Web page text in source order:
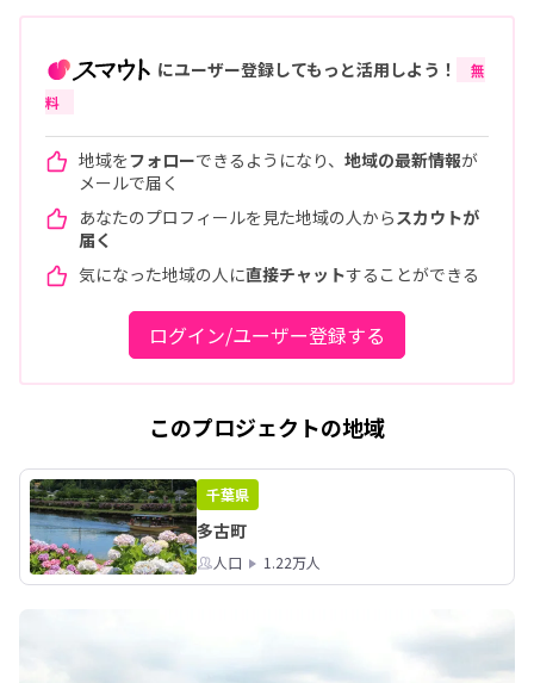
にユーザー登録してもっと活用しよう！
無
料
地域をフォローできるようになり、 地域の最新情報が
メールで届く
あなたのプロフィールを見た地域の人からスカウトが
届く
気になった地域の人に直接チャットすることができる
ログイン/ユーザー登録する
このプロジェクトの地域
千葉県
多古町
人口 1.22万人